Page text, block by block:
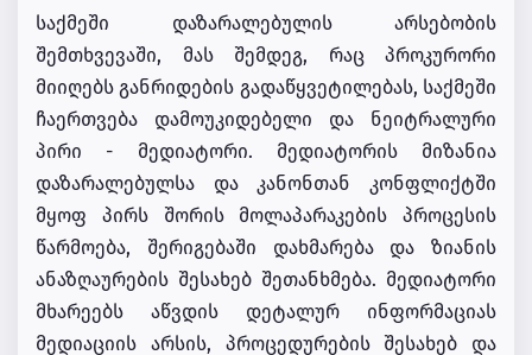
საქმეში დაზარალებულის არსებობის
შემთხვევაში, მას შემდეგ, რაც პროკურორი
მიიღებს განრიდების გადაწყვეტილებას, საქმეში
ჩაერთვება დამოუკიდებელი და ნეიტრალური
პირი - მედიატორი. მედიატორის მიზანია
დაზარალებულსა და კანონთან კონფლიქტში
მყოფ პირს შორის მოლაპარაკების პროცესის
წარმოება, შერიგებაში დახმარება და ზიანის
ანაზღაურების შესახებ შეთანხმება. მედიატორი
მხარეებს აწვდის დეტალურ ინფორმაციას
მედიაციის არსის, პროცედურების შესახებ და